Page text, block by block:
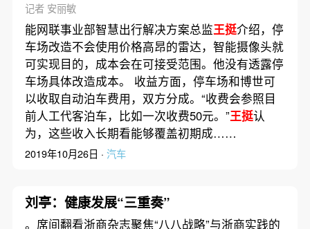
记者 安丽敏
能网联事业部智慧出行解决方案总监王挺介绍，停
车场改造不会使用价格高昂的雷达，智能摄像头就
可实现目的，成本会在可接受范围。他没有透露停
车场具体改造成本。 收益方面，停车场和博世可
以收取自动泊车费用，双方分成。“收费会参照目
前人工代客泊车，比如一次收费50元。”王挺认
为，这些收入长期看能够覆盖初期成……
2019年10月26日 · 汽车
刘亭：健康发展“三重奏”
。席间翻看浙商杂志聚焦“八八战略”与浙商实践的